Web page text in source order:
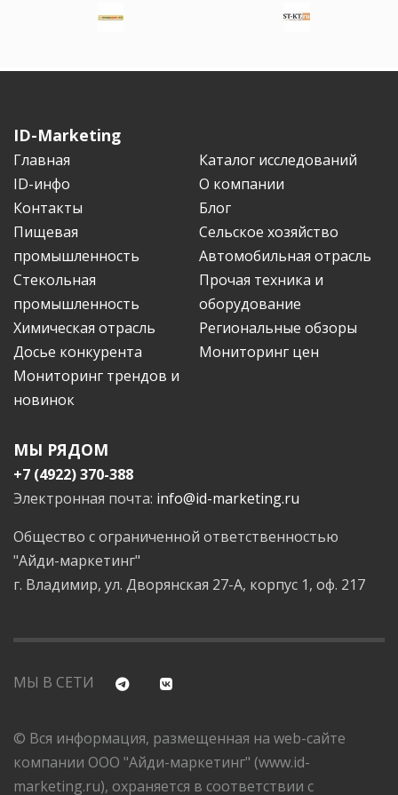
ID-Marketing
Главная
Каталог исследований
ID-инфо
О компании
Контакты
Блог
Пищевая
промышленность
Сельское хозяйство
Автомобильная отрасль
Стекольная
промышленность
Прочая техника и
оборудование
Химическая отрасль
Региональные обзоры
Досье конкурента
Мониторинг цен
Мониторинг трендов и
новинок
МЫ РЯДОМ
+7 (4922) 370-388
Электронная почта: info@id-marketing.ru
Общество с ограниченной ответственностью
"Айди-маркетинг"
г. Владимир, ул. Дворянская 27-А, корпус 1, оф. 217
МЫ В СЕТИ
© Вся информация, размещенная на web-сайте
компании ООО "Айди-маркетинг" (www.id-
marketing.ru), охраняется в соответствии с